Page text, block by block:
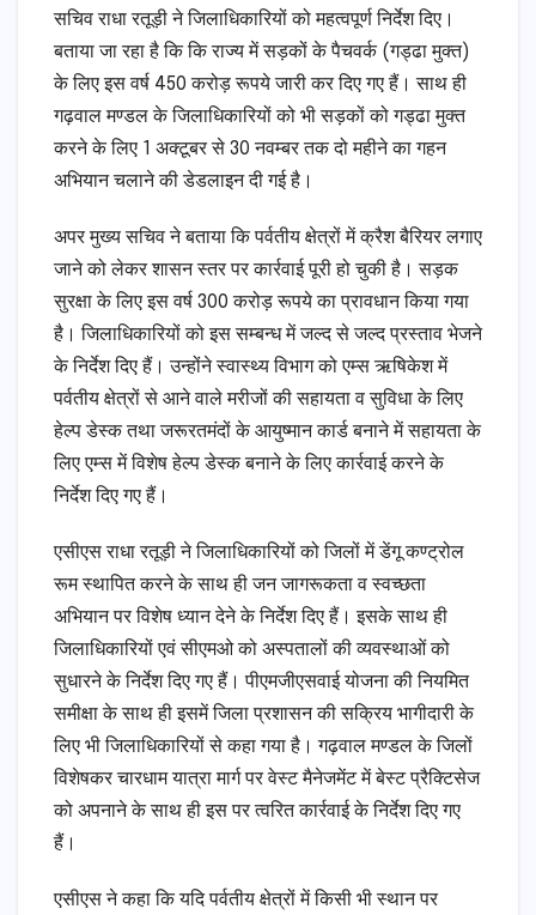
सचिव राधा रतूड़ी ने जिलाधिकारियों को महत्वपूर्ण निर्देश दिए।
बताया जा रहा है कि कि राज्य में सड़कों के पैचवर्क (गड्ढा मुक्त)
के लिए इस वर्ष 450 करोड़ रूपये जारी कर दिए गए हैं। साथ ही
गढ़वाल मण्डल के जिलाधिकारियों को भी सड़कों को गड्ढा मुक्त
करने के लिए 1 अक्टूबर से 30 नवम्बर तक दो महीने का गहन
अभियान चलाने की डेडलाइन दी गई है।
अपर मुख्य सचिव ने बताया कि पर्वतीय क्षेत्रों में क्रैश बैरियर लगाए
जाने को लेकर शासन स्तर पर कार्रवाई पूरी हो चुकी है। सड़क
सुरक्षा के लिए इस वर्ष 300 करोड़ रूपये का प्रावधान किया गया
है। जिलाधिकारियों को इस सम्बन्ध में जल्द से जल्द प्रस्ताव भेजने
के निर्देश दिए हैं। उन्होंने स्वास्थ्य विभाग को एम्स ऋषिकेश में
पर्वतीय क्षेत्रों से आने वाले मरीजों की सहायता व सुविधा के लिए
हेल्प डेस्क तथा जरूरतमंदों के आयुष्मान कार्ड बनाने में सहायता के
लिए एम्स में विशेष हेल्प डेस्क बनाने के लिए कार्रवाई करने के
निर्देश दिए गए हैं।
एसीएस राधा रतूड़ी ने जिलाधिकारियों को जिलों में डेंगू कण्ट्रोल
रूम स्थापित करने के साथ ही जन जागरूकता व स्वच्छता
अभियान पर विशेष ध्यान देने के निर्देश दिए हैं। इसके साथ ही
जिलाधिकारियों एवं सीएमओ को अस्पतालों की व्यवस्थाओं को
सुधारने के निर्देश दिए गए हैं। पीएमजीएसवाई योजना की नियमित
समीक्षा के साथ ही इसमें जिला प्रशासन की सक्रिय भागीदारी के
लिए भी जिलाधिकारियों से कहा गया है। गढ़वाल मण्डल के जिलों
विशेषकर चारधाम यात्रा मार्ग पर वेस्ट मैनेजमेंट में बेस्ट प्रैक्टिसेज
को अपनाने के साथ ही इस पर त्वरित कार्रवाई के निर्देश दिए गए
हैं।
एसीएस ने कहा कि यदि पर्वतीय क्षेत्रों में किसी भी स्थान पर